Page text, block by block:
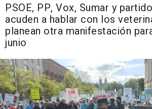
PSOE, PP, Vox, Sumar y
acuden a hablar con los
planean otra manifestación
junio